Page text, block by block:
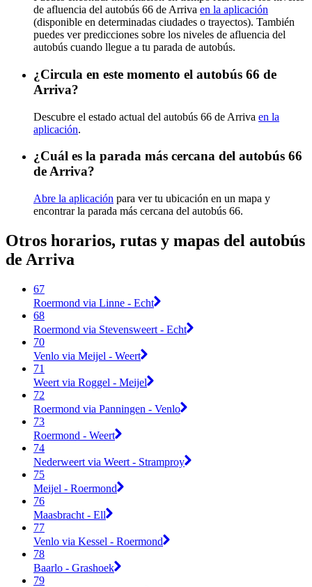
de afluencia del autobús 66 de Arriva en la aplicación
(disponible en determinadas ciudades o trayectos). También
puedes ver predicciones sobre los niveles de afluencia del
autobús cuando llegue a tu parada de autobús.
¿Circula en este momento el autobús 66 de
Arriva?
Descubre el estado actual del autobús 66 de Arriva en la
aplicación.
¿Cuál es la parada más cercana del autobús 66
de Arriva?
Abre la aplicación para ver tu ubicación en un mapa y
encontrar la parada más cercana del autobús 66.
Otros horarios, rutas y mapas del autobús
de Arriva
67
Roermond via Linne - Echt
68
Roermond via Stevensweert - Echt
70
Venlo via Meijel - Weert
71
Weert via Roggel - Meijel
72
Roermond via Panningen - Venlo
73
Roermond - Weert
74
Nederweert via Weert - Stramproy
75
Meijel - Roermond
76
Maasbracht - Ell
77
Venlo via Kessel - Roermond
78
Baarlo - Grashoek
79